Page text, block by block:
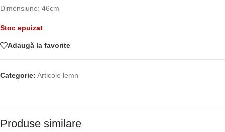
Dimensiune: 46cm
Stoc epuizat
Adaugă la favorite
Categorie: Articole lemn
Produse similare